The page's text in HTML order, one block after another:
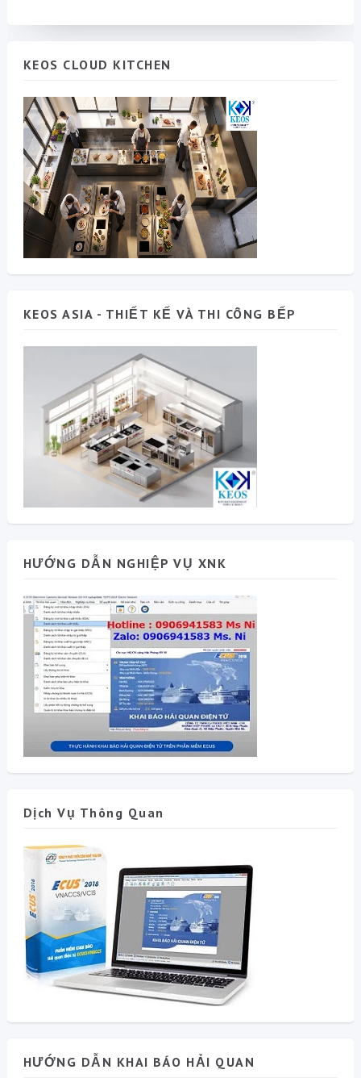
KEOS CLOUD KITCHEN
KEOS ASIA - THIẾT KẾ VÀ THI CÔNG BẾP
HƯỚNG DẪN NGHIỆP VỤ XNK
Dịch Vụ Thông Quan
HƯỚNG DẪN KHAI BÁO HẢI QUAN